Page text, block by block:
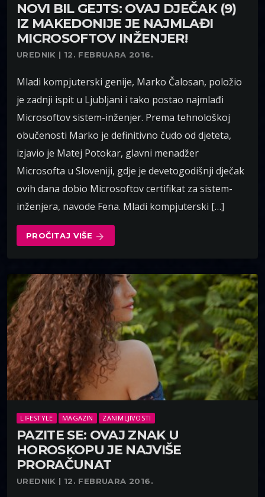
NOVI BIL GEJTS: OVAJ DJEČAK (9)
IZ MAKEDONIJE JE NAJMLAĐI
MICROSOFTOV INŽENJER!
UREDNIK | 12. FEBRUARA 2016.
Mladi kompjuterski genije, Marko Čalosan, položio
je zadnji ispit u Ljubljani i tako postao najmlađi
Microsoftov sistem-inženjer. Prema tehnološkoj
obučenosti Marko je definitivno čudo od djeteta,
izjavio je Matej Potokar, glavni menadžer
Microsofta u Sloveniji, gdje je devetogodišnji dječak
ovih dana dobio Microsoftov certifikat za sistem-
inženjera, navode Fena. Mladi kompjuterski […]
PROČITAJ VIŠE arrow_forward
LIFESTYLE MAGAZIN ZANIMLJIVOSTI
PAZITE SE: OVAJ ZNAK U
HOROSKOPU JE NAJVIŠE
PRORAČUNAT
UREDNIK | 12. FEBRUARA 2016.